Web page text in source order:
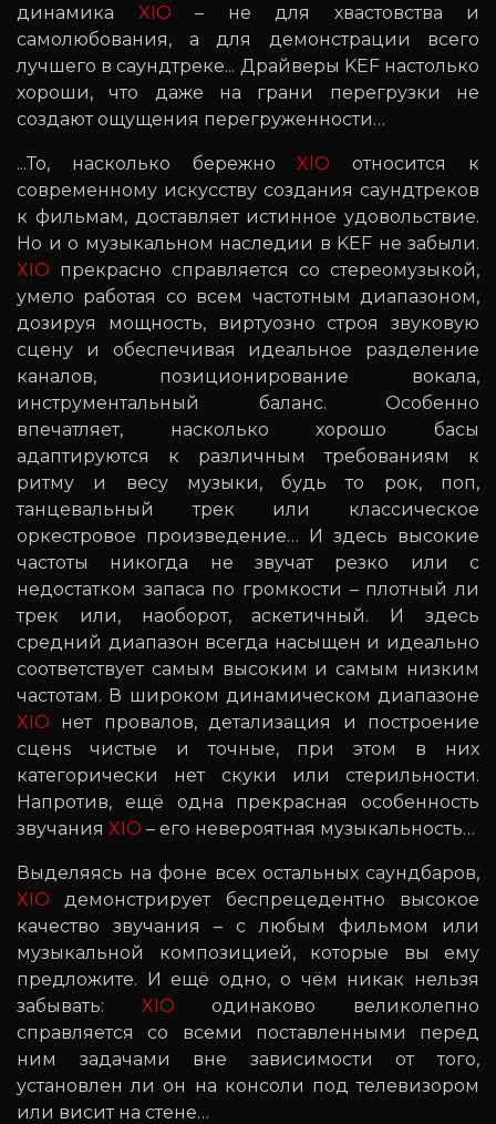
динамика XIO – не для хвастовства и
самолюбования, а для демонстрации всего
лучшего в саундтреке... Драйверы KEF настолько
хороши, что даже на грани перегрузки не
создают ощущения перегруженности…
...То, насколько бережноXIO относится к
современному искусству создания саундтреков
к фильмам, доставляет истинное удовольствие.
Но и о музыкальном наследии в KEF не забыли.
XIO прекрасно справляется со стереомузыкой,
умело работая со всем частотным диапазоном,
дозируя мощность, виртуозно строя звуковую
сцену и обеспечивая идеальное разделение
каналов, позиционирование вокала,
инструментальный баланс. Особенно
впечатляет, насколько хорошо басы
адаптируются к различным требованиям к
ритму и весу музыки, будь то рок, поп,
танцевальный трек или классическое
оркестровое произведение… И здесь высокие
частоты никогда не звучат резко или с
недостатком запаса по громкости – плотный ли
трек или, наоборот, аскетичный. И здесь
средний диапазон всегда насыщен и идеально
соответствует самым высоким и самым низким
частотам. В широком динамическом диапазоне
XIO нет провалов, детализация и построение
сценs чистые и точные, при этом в них
категорически нет скуки или стерильности.
Напротив, ещё одна прекрасная особенность
звучания XIO – его невероятная музыкальность…
Выделяясь на фоне всех остальных саундбаров,
XIO демонстрирует беспрецедентно высокое
качество звучания – с любым фильмом или
музыкальной композицией, которые вы ему
предложите. И ещё одно, о чём никак нельзя
забывать: XIO одинаково великолепно
справляется со всеми поставленными перед
ним задачами вне зависимости от того,
установлен ли он на консоли под телевизором
или висит на стене…